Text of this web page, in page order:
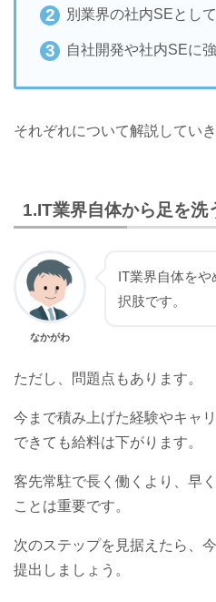
別業界の社内SEとし
自社開発や社内SEに
それぞれについて解説していき
1.IT業界自体から足を洗
なかがわ
IT業界自体を
択肢です。
ただし、問題点もあります。
今まで積み上げた経験やキャ
できても給料は下がります。
客先常駐で長く働くより、早
ことは重要です。
次のステップを見据えたら、
提出しましょう。